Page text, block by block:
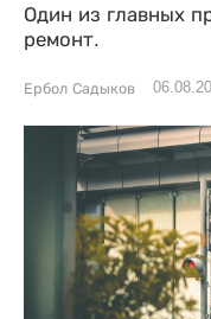
Один из главных
ремонт.
Ербол Садыков